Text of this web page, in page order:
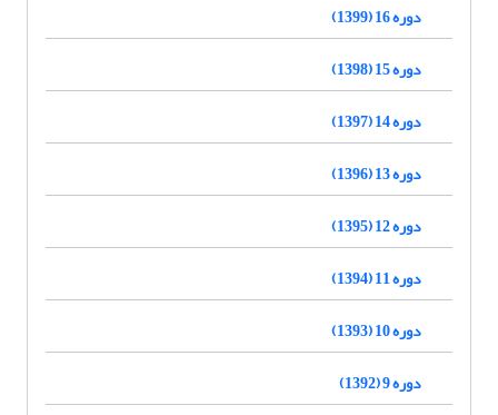
دوره 16 (1399)
دوره 15 (1398)
دوره 14 (1397)
دوره 13 (1396)
دوره 12 (1395)
دوره 11 (1394)
دوره 10 (1393)
دوره 9 (1392)